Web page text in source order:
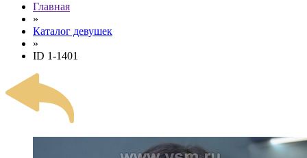
Главная
»
Каталог девушек
»
ID 1-1401